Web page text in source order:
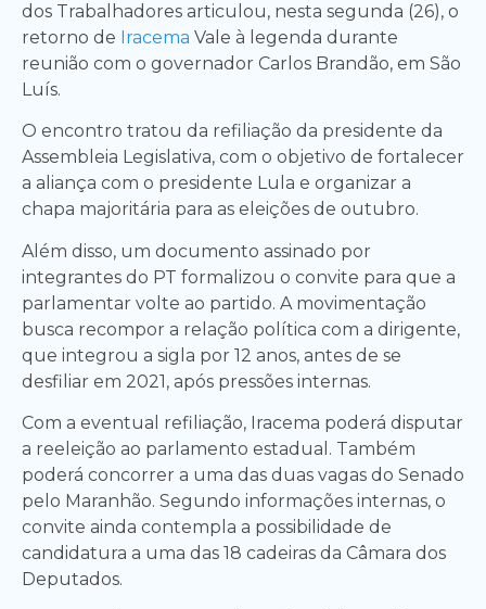
dos Trabalhadores articulou, nesta segunda (26), o
retorno de Iracema Vale à legenda durante
reunião com o governador Carlos Brandão, em São
Luís.
O encontro tratou da refiliação da presidente da
Assembleia Legislativa, com o objetivo de fortalecer
a aliança com o presidente Lula e organizar a
chapa majoritária para as eleições de outubro.
Além disso, um documento assinado por
integrantes do PT formalizou o convite para que a
parlamentar volte ao partido. A movimentação
busca recompor a relação política com a dirigente,
que integrou a sigla por 12 anos, antes de se
desfiliar em 2021, após pressões internas.
Com a eventual refiliação, Iracema poderá disputar
a reeleição ao parlamento estadual. Também
poderá concorrer a uma das duas vagas do Senado
pelo Maranhão. Segundo informações internas, o
convite ainda contempla a possibilidade de
candidatura a uma das 18 cadeiras da Câmara dos
Deputados.